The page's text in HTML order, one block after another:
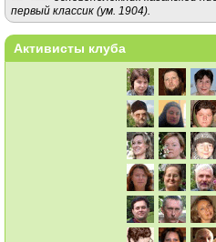
первый классик (ум. 1904).
Активисты клуба